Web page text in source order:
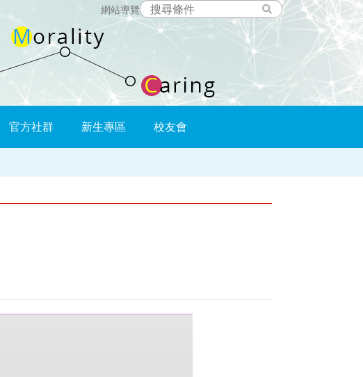
網站導覽
官方社群 新生專區 校友會